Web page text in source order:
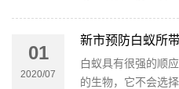
枯燥环境。
01
2020/07
新市预防白蚁所
白蚁具有很强的顺
的生物，它不会选